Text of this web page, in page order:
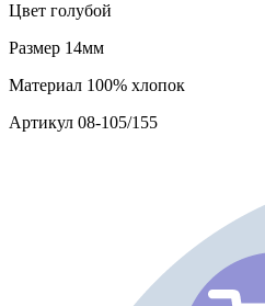
Цвет голубой
Размер 14мм
Материал 100% хлопок
Артикул 08-105/155